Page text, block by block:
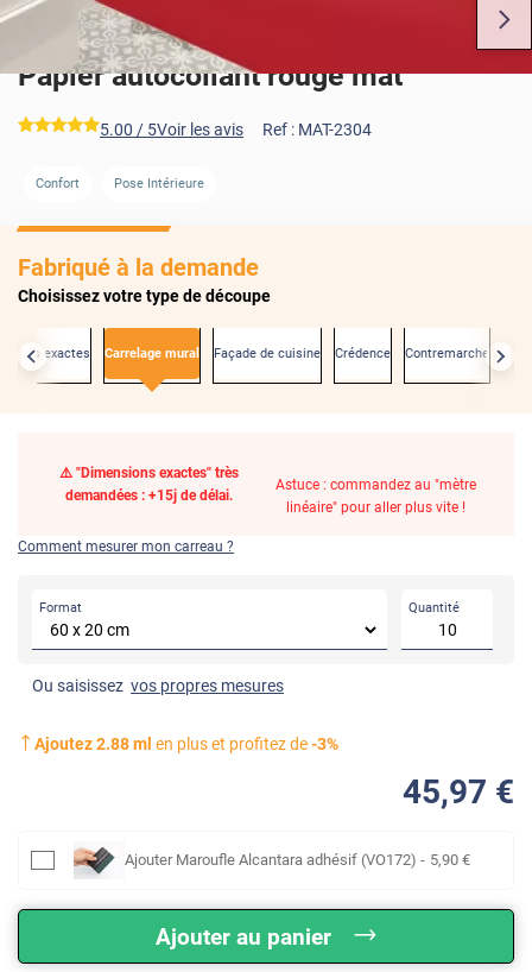
Papier autocollant rouge mat
*****
5.00 / 5Voir les avis Ref : MAT-2304
Confort Pose Intérieure
Fabriqué à la demande
Choisissez votre type de découpe
exactes Carrelage mural Façade de cuisine Crédence Contremarche
⚠️ "Dimensions exactes" très
demandées : +15j de délai.
Astuce : commandez au "mètre
linéaire" pour aller plus vite !
Comment mesurer mon carreau ?
Format Quantité
Ou saisissez vos propres mesures
Ajoutez2.88ml en plus et profitez de-3%
45,97 €
Ajouter Maroufle Alcantara adhésif (VO172) - 5,90 €
Ajouter au panier